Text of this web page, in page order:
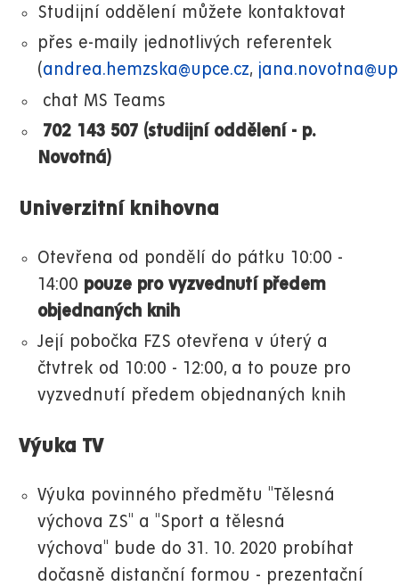
Studijní oddělení můžete kontaktovat
přes e-maily jednotlivých referentek
(andrea.hemzska@upce.cz,
chat MS Teams
702 143 507 (studijní oddělení - p.
Novotná)
Univerzitní knihovna
Otevřena od pondělí do pátku 10:00 -
14:00 pouze pro vyzvednutí předem
objednaných knih
Její pobočka FZS otevřena v úterý a
čtvtrek od 10:00 - 12:00, a to pouze pro
vyzvednutí předem objednaných knih
Výuka TV
Výuka povinného předmětu "Tělesná
výchova ZS" a "Sport a tělesná
výchova" bude do 31. 10. 2020 probíhat
dočasně distanční formou - prezentační